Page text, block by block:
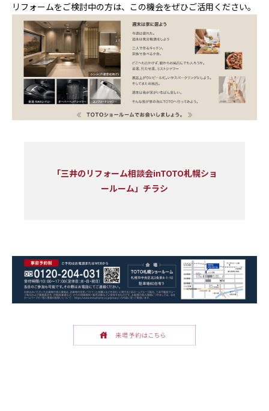
リフォームをご検討中の方は、この機会をぜひご活用ください。
「三井のリフォーム相談会inTOTO札幌ショ
ールーム」チラシ